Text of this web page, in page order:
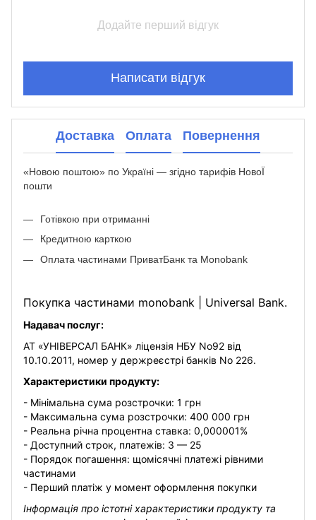
Додайте перший відгук
Написати відгук
Доставка Оплата Повернення
«Новою поштою» по Україні — згідно тарифів НовоЇ
пошти
Готівкою при отриманні
Кредитною карткою
Оплата частинами ПриватБанк та Monobank
Покупка частинами monobank | Universal Bank.
Надавач послуг:
АТ «УНІВЕРСАЛ БАНК» ліцензія НБУ No92 від
10.10.2011, номер у держреєстрі банків No 226.
Характеристики продукту:
- Мінімальна сума розстрочки: 1 грн
- Максимальна сума розстрочки: 400 000 грн
- Реальна річна процентна ставка: 0,000001%
- Доступний строк, платежів: 3 — 25
- Порядок погашення: щомісячні платежі рівними
частинами
- Перший платіж у момент оформлення покупки
Інформація про істотні характеристики продукту та